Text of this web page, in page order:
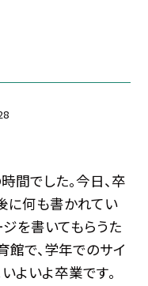
でした。今日、卒
に何も書かれてい
を書いてもらうた
館で、学年でのサイ
よいよ卒業です。